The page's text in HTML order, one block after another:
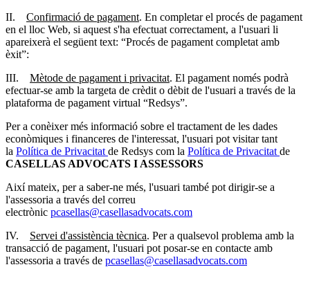
II. Confirmació de pagament. En completar el procés de pagament
en el lloc Web, si aquest s'ha efectuat correctament, a l'usuari li
apareixerà el següent text: “Procés de pagament completat amb
èxit”:
III. Mètode de pagament i privacitat. El pagament només podrà
efectuar-se amb la targeta de crèdit o dèbit de l'usuari a través de la
plataforma de pagament virtual “Redsys”.
Per a conèixer més informació sobre el tractament de les dades
econòmiques i financeres de l'interessat, l'usuari pot visitar tant
la Política de Privacitat de Redsys com la Política de Privacitat de
CASELLAS ADVOCATS I ASSESSORS
Així mateix, per a saber-ne més, l'usuari també pot dirigir-se a
l'assessoria a través del correu
electrònic pcasellas@casellasadvocats.com
IV. Servei d'assistència tècnica. Per a qualsevol problema amb la
transacció de pagament, l'usuari pot posar-se en contacte amb
l'assessoria a través de pcasellas@casellasadvocats.com